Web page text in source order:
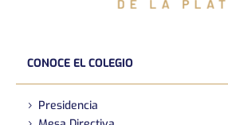
CONOCE EL COLEGIO
Presidencia